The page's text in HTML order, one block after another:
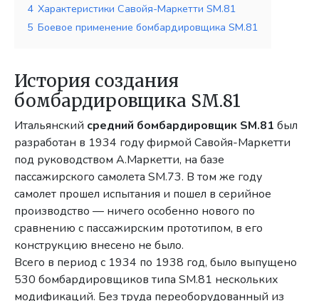
4 Характеристики Савойя-Маркетти SM.81
5 Боевое применение бомбардировщика SM.81
История создания
бомбардировщика SM.81
Итальянский средний бомбардировщик SM.81 был
разработан в 1934 году фирмой Савойя-Маркетти
под руководством А.Маркетти, на базе
пассажирского самолета SM.73. В том же году
самолет прошел испытания и пошел в серийное
производство — ничего особенно нового по
сравнению с пассажирским прототипом, в его
конструкцию внесено не было.
Всего в период с 1934 по 1938 год, было выпущено
530 бомбардировщиков типа SM.81 нескольких
модификаций. Без труда переоборудованный из